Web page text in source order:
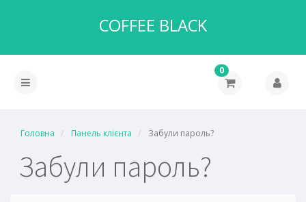
COFFEE BLACK
0
Головна Панель клієнта Забули пароль?
Забули пароль?